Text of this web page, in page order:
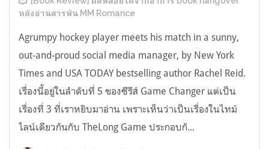
หลังอ่านสารพัน MM Romance
Agrumpy hockey player meets his match in a sunny,
out-and-proud social media manager, by New York
Times and USA TODAY bestselling author Rachel Reid.
เรื่องนี้อยู่ในลำดับที่ 5 ของซีรีส์ Game Changer แต่เป็น
เรื่องที่ 3 ที่เราหยิบมาอ่าน เพราะเห็นว่าเป็นเรื่องในไทม์
ไลน์เดียวกันกับ TheLong Game ประกอบกั...